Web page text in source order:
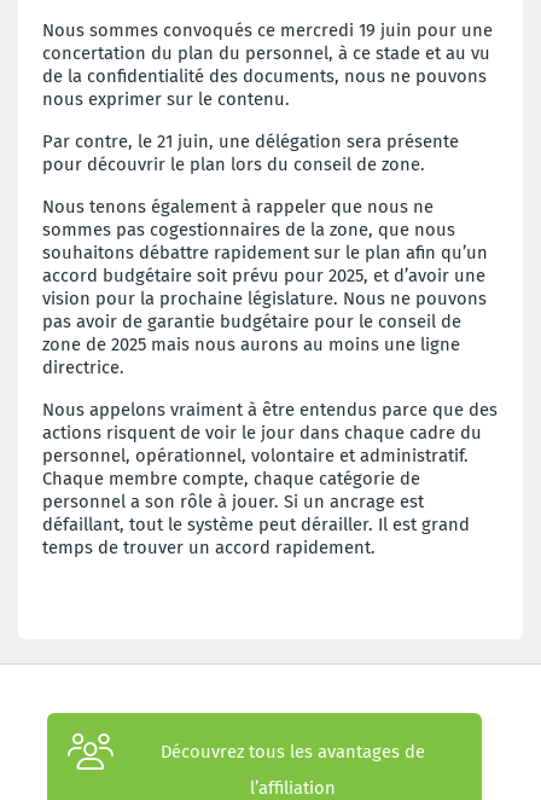
Nous sommes convoqués ce mercredi 19 juin pour une
concertation du plan du personnel, à ce stade et au vu
de la confidentialité des documents, nous ne pouvons
nous exprimer sur le contenu.
Par contre, le 21 juin, une délégation sera présente
pour découvrir le plan lors du conseil de zone.
Nous tenons également à rappeler que nous ne
sommes pas cogestionnaires de la zone, que nous
souhaitons débattre rapidement sur le plan afin qu’un
accord budgétaire soit prévu pour 2025, et d’avoir une
vision pour la prochaine législature. Nous ne pouvons
pas avoir de garantie budgétaire pour le conseil de
zone de 2025 mais nous aurons au moins une ligne
directrice.
Nous appelons vraiment à être entendus parce que des
actions risquent de voir le jour dans chaque cadre du
personnel, opérationnel, volontaire et administratif.
Chaque membre compte, chaque catégorie de
personnel a son rôle à jouer. Si un ancrage est
défaillant, tout le système peut dérailler. Il est grand
temps de trouver un accord rapidement.
Découvrez tous les avantages de
l’affiliation